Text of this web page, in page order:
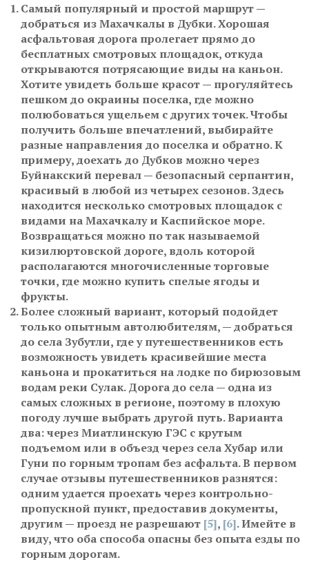
Самый популярный и простой маршрут —
добраться из Махачкалы в Дубки. Хорошая
асфальтовая дорога пролегает прямо до
бесплатных смотровых площадок, откуда
открываются потрясающие виды на каньон.
Хотите увидеть больше красот — прогуляйтесь
пешком до окраины поселка, где можно
полюбоваться ущельем с других точек. Чтобы
получить больше впечатлений, выбирайте
разные направления до поселка и обратно. К
примеру, доехать до Дубков можно через
Буйнакский перевал — безопасный серпантин,
красивый в любой из четырех сезонов. Здесь
находится несколько смотровых площадок с
видами на Махачкалу и Каспийское море.
Возвращаться можно по так называемой
кизилюртовской дороге, вдоль которой
располагаются многочисленные торговые
точки, где можно купить спелые ягоды и
фрукты.
Более сложный вариант, который подойдет
только опытным автолюбителям, — добраться
до села Зубутли, где у путешественников есть
возможность увидеть красивейшие места
каньона и прокатиться на лодке по бирюзовым
водам реки Сулак. Дорога до села — одна из
самых сложных в регионе, поэтому в плохую
погоду лучше выбрать другой путь. Варианта
два: через Миатлинскую ГЭС с крутым
подъемом или в объезд через села Хубар или
Гуни по горным тропам без асфальта. В первом
случае отзывы путешественников разнятся:
одним удается проехать через контрольно-
пропускной пункт, предоставив документы,
другим — проезд не разрешают [5], [6]. Имейте в
виду, что оба способа опасны без опыта езды по
горным дорогам.